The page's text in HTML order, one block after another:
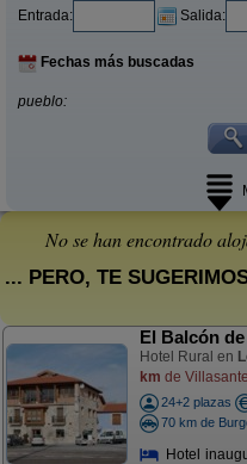
Entrada: Salida:
Fechas más buscadas
pueblo:
No se han encontrado
... PERO, TE
El Balcón
Hotel Rural en
km de
24+2 plazas
70 km de
Hotel